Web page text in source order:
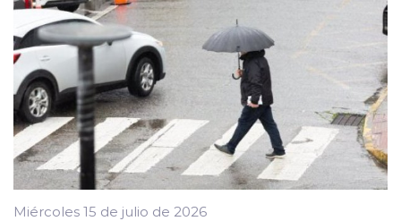
Miércoles 15 de julio de 2026